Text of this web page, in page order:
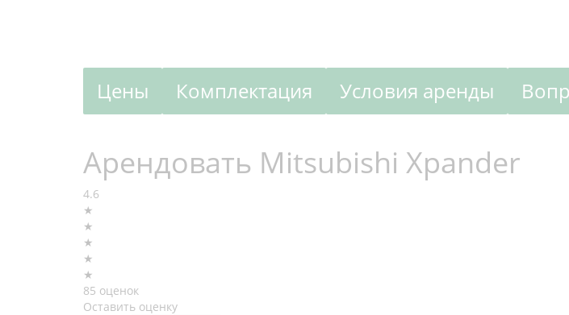
Цены Комплектация Условия аренды
Арендовать Mitsubishi Xpander
4.6
★
★
★
★
★
85 оценок
Оставить оценку